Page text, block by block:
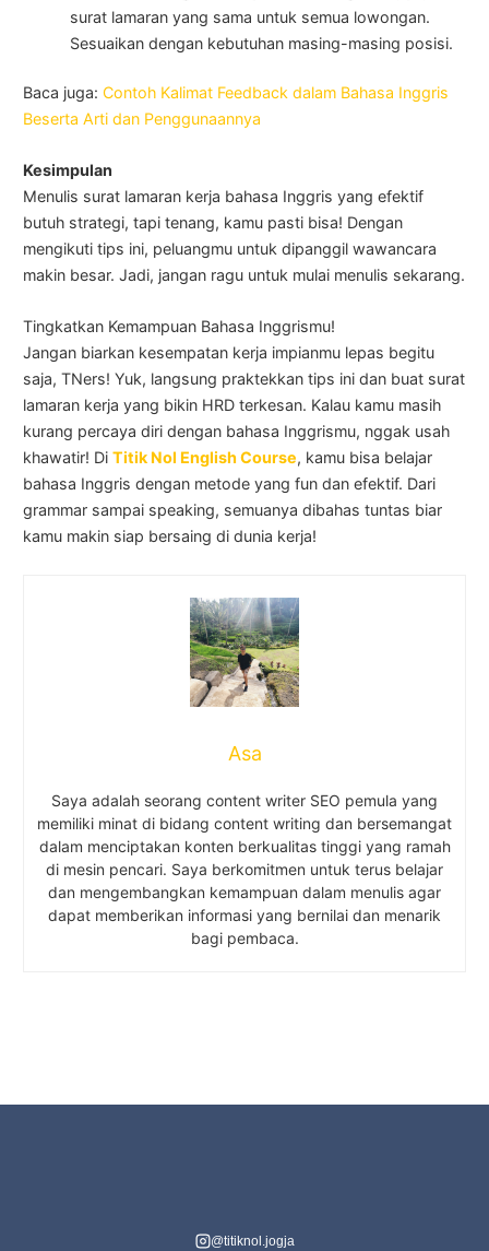
surat lamaran yang sama untuk semua lowongan.
Sesuaikan dengan kebutuhan masing-masing posisi.
Baca juga:Contoh Kalimat Feedback dalam Bahasa Inggris
Beserta Arti dan Penggunaannya
Kesimpulan
Menulis surat lamaran kerja bahasa Inggris yang efektif
butuh strategi, tapi tenang, kamu pasti bisa! Dengan
mengikuti tips ini, peluangmu untuk dipanggil wawancara
makin besar. Jadi, jangan ragu untuk mulai menulis sekarang.
Tingkatkan Kemampuan Bahasa Inggrismu!
Jangan biarkan kesempatan kerja impianmu lepas begitu
saja, TNers! Yuk, langsung praktekkan tips ini dan buat surat
lamaran kerja yang bikin HRD terkesan. Kalau kamu masih
kurang percaya diri dengan bahasa Inggrismu, nggak usah
khawatir! DiTitik Nol English Course, kamu bisa belajar
bahasa Inggris dengan metode yang fun dan efektif. Dari
grammar sampai speaking, semuanya dibahas tuntas biar
kamu makin siap bersaing di dunia kerja!
Asa
Saya adalah seorang content writer SEO pemula yang
memiliki minat di bidang content writing dan bersemangat
dalam menciptakan konten berkualitas tinggi yang ramah
di mesin pencari. Saya berkomitmen untuk terus belajar
dan mengembangkan kemampuan dalam menulis agar
dapat memberikan informasi yang bernilai dan menarik
bagi pembaca.
@titiknol.jogja